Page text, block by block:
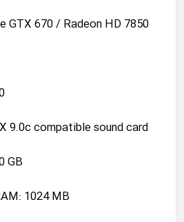
GTX 670 / Radeon HD 7850
9.0c compatible sound card
GB
1024 MB